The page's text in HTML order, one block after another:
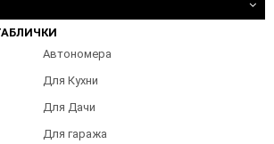
Автономера
Для Кухни
Для Дачи
Для гаража